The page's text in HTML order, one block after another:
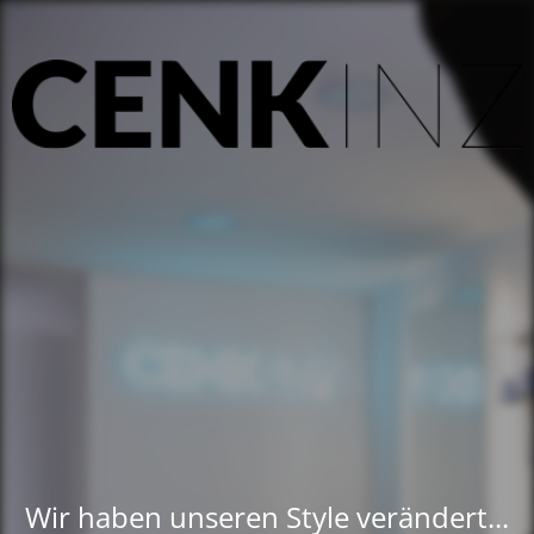
Wir haben unseren Style verändert...